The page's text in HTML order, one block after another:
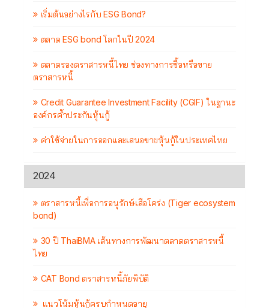
เริ่มต้นอย่างไรกับ ESG Bond?
ตลาด ESG bond โลกในปี 2024
ตลาดรองตราสารหนี้ไทย ช่องทางการซื้อหรือขาย
ตราสารหนี้
Credit Guarantee Investment Facility (CGIF) ในฐานะ
องค์กรค้ำประกันหุ้นกู้
ค่าใช้จ่ายในการออกและเสนอขายหุ้นกู้ในประเทศไทย
2024
ตราสารหนี้เพื่อการอนุรักษ์เสือโคร่ง (Tiger ecosystem
bond)
30 ปี ThaiBMA เส้นทางการพัฒนาตลาดตราสารหนี้
ไทย
CAT Bond ตราสารหนี้ภัยพิบัติ
แนวโน้มหุ้นกู้ครบกำหนดอายุ